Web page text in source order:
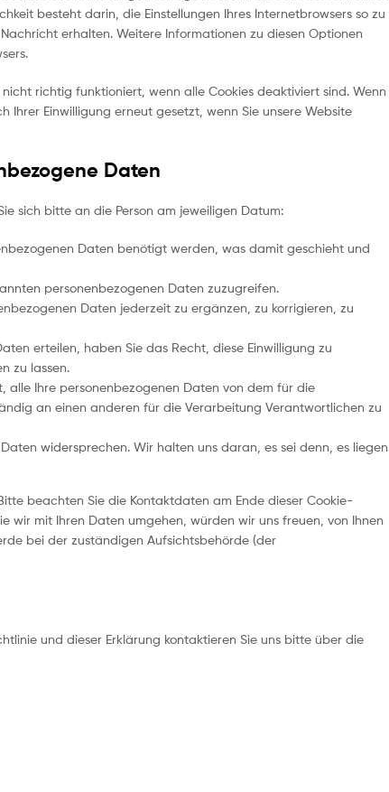
besteht darin, die Einstellungen Ihres Internetbrowsers so zu
erhalten. Weitere Informationen zu diesen Optionen
richtig funktioniert, wenn alle Cookies deaktiviert sind. Wenn
Ihrer Einwilligung erneut gesetzt, wenn Sie unsere Website
Daten
sich bitte an die Person am jeweiligen Datum:
Daten benötigt werden, was damit geschieht und
personenbezogenen Daten zuzugreifen.
Daten jederzeit zu ergänzen, zu korrigieren, zu
erteilen, haben Sie das Recht, diese Einwilligung zu
zu lassen.
Ihre personenbezogenen Daten von dem für die
an einen anderen für die Verarbeitung Verantwortlichen zu
widersprechen. Wir halten uns daran, es sei denn, es liegen
beachten Sie die Kontaktdaten am Ende dieser Cookie-
wir mit Ihren Daten umgehen, würden wir uns freuen, von Ihnen
bei der zuständigen Aufsichtsbehörde (der
und dieser Erklärung kontaktieren Sie uns bitte über die